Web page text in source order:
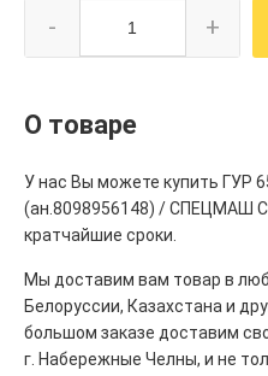
- +
О товаре
У нас Вы можете купить ГУР
(ан.8098956148) / СПЕЦМАШ
кратчайшие сроки.
Мы доставим вам товар в
Белоруссии, Казахстана и
большом заказе доставим
г. Набережные Челны, и не